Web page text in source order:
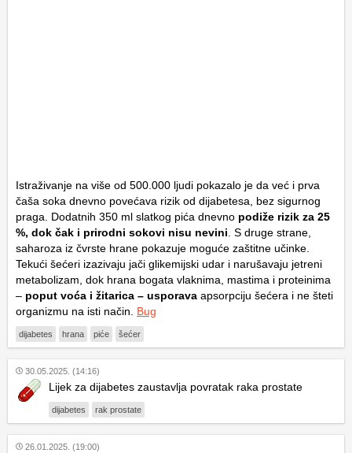
Istraživanje na više od 500.000 ljudi pokazalo je da već i prva
čaša soka dnevno povećava rizik od dijabetesa, bez sigurnog
praga. Dodatnih 350 ml slatkog pića dnevno podiže rizik za 25
%, dok čak i prirodni sokovi nisu nevini. S druge strane,
saharoza iz čvrste hrane pokazuje moguće zaštitne učinke.
Tekući šećeri izazivaju jači glikemijski udar i narušavaju jetreni
metabolizam, dok hrana bogata vlaknima, mastima i proteinima
– poput voća i žitarica – usporava apsorpciju šećera i ne šteti
organizmu na isti način. Bug
dijabetes hrana piće šećer
30.05.2025. (14:16)
Lijek za dijabetes zaustavlja povratak raka prostate
dijabetes rak prostate
26.01.2025. (19:00)